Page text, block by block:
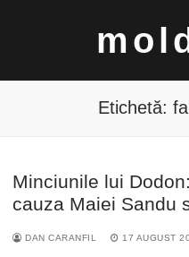
Caută
Etichetă:
Minciunile lui
cauza Maiei Sandu
DAN CARANFIL 17 AUGUST